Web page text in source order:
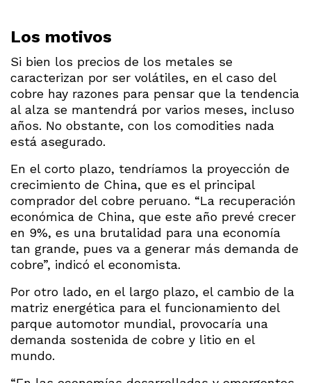
Los motivos
Si bien los precios de los metales se
caracterizan por ser volátiles, en el caso del
cobre hay razones para pensar que la tendencia
al alza se mantendrá por varios meses, incluso
años. No obstante, con los comodities nada
está asegurado.
En el corto plazo, tendríamos la proyección de
crecimiento de China, que es el principal
comprador del cobre peruano. “La recuperación
económica de China, que este año prevé crecer
en 9%, es una brutalidad para una economía
tan grande, pues va a generar más demanda de
cobre”, indicó el economista.
Por otro lado, en el largo plazo, el cambio de la
matriz energética para el funcionamiento del
parque automotor mundial, provocaría una
demanda sostenida de cobre y litio en el
mundo.